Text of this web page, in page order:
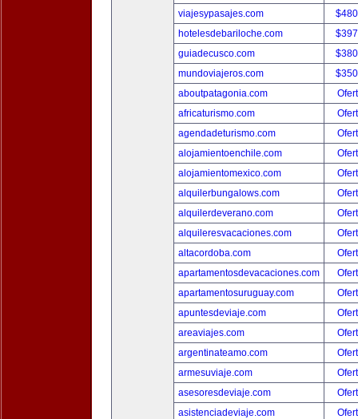
viajesypasajes.com
hotelesdebariloche.com
guiadecusco.com
mundoviajeros.com
aboutpatagonia.com
africaturismo.com
agendadeturismo.com
alojamientoenchile.com
alojamientomexico.com
alquilerbungalows.com
alquilerdeverano.com
alquileresvacaciones.com
altacordoba.com
apartamentosdevacaciones.com
apartamentosuruguay.com
apuntesdeviaje.com
areaviajes.com
argentinateamo.com
armesuviaje.com
asesoresdeviaje.com
asistenciadeviaje.com